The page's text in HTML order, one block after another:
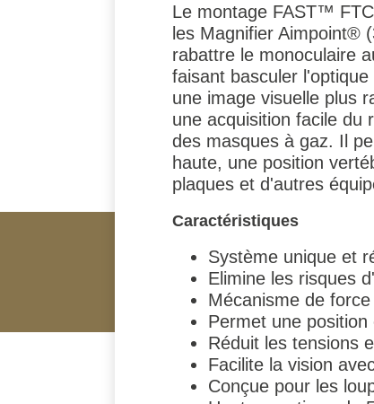
Le montage FAST™
les Magnifier Aimpoint®
rabattre le monoculaire
faisant basculer
une image visuelle plus
une acquisition facile du
des masques à gaz. Il
haute, une position
plaques et d'autres
Caractéristiques
Système unique et
Elimine les risques
Mécanisme de
Permet une
Réduit les tensions
Facilite la vision
Conçue pour les